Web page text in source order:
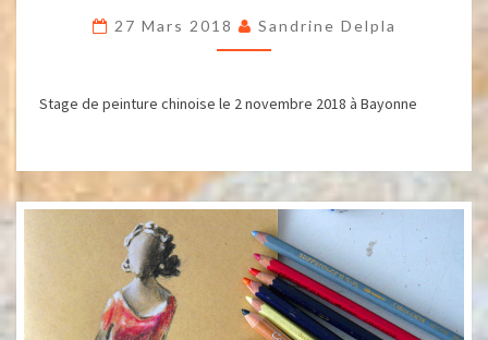
À
BAYONNE
27 Mars 2018 Sandrine Delpla
Stage de peinture chinoise le 2 novembre 2018 à Bayonne